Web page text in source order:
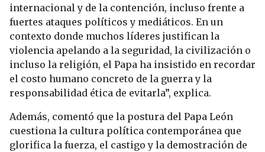
internacional y de la contención, incluso frente a
fuertes ataques políticos y mediáticos. En un
contexto donde muchos líderes justifican la
violencia apelando a la seguridad, la civilización o
incluso la religión, el Papa ha insistido en recordar
el costo humano concreto de la guerra y la
responsabilidad ética de evitarla”, explica.
Además, comentó que la postura del Papa León
cuestiona la cultura política contemporánea que
glorifica la fuerza, el castigo y la demostración de